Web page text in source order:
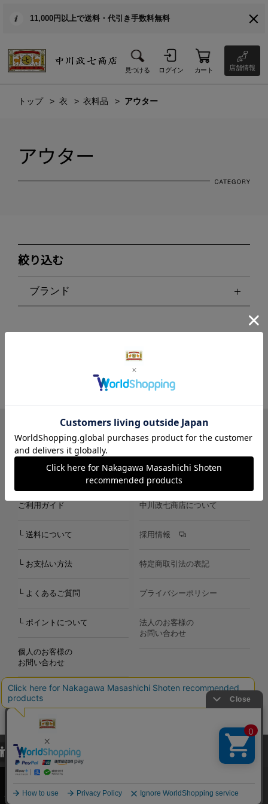
11,000円以上で送料・代引き手数料無料
見つける ログイン カート 店舗情報
トップ 衣 衣料品 アウター
アウター
絞り込む
ブランド
LINE Instagram X Facebook メールマガジン
ご利用ガイド
└ 送料について
└ お支払い方法
└ よくあるご質問
└ ポイントについて
個人のお客様の
お問い合わせ
中川政七商店について
採用情報
特定商取引法の表記
プライバシーポリシー
法人のお客様の
お問い合わせ
Copyright©2000-2026
Nakagawa Masashichi Shoten All Rights Reserved.
当サイトでは、当サイト内における閲覧履歴・属性情報などの取得およ
び利便性向上のためにクッキー（Cookie）を使用いたします。詳細に
関しては「プライバシーポリシー
承諾する